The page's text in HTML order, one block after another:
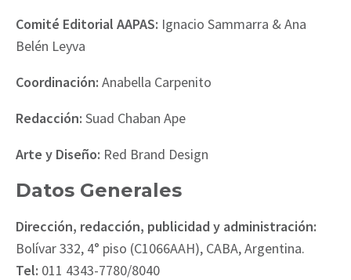
Comité Editorial AAPAS: Ignacio Sammarra & Ana
Belén Leyva
Coordinación: Anabella Carpenito
Redacción: Suad Chaban Ape
Arte y Diseño: Red Brand Design
Datos Generales
Dirección, redacción, publicidad y administración:
Bolívar 332, 4° piso (C1066AAH), CABA, Argentina.
Tel: 011 4343-7780/8040